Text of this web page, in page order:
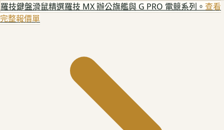
羅技鍵盤滑鼠精選羅技 MX 辦公旗艦與 G PRO 電競系列。 查看
完整報價單